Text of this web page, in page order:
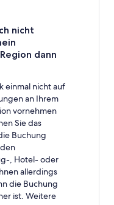
nicht
dann
einmal nicht auf
an Ihrem
vornehmen
Sie das
Buchung
, Hotel- oder
allerdings
die Buchung
ist. Weitere